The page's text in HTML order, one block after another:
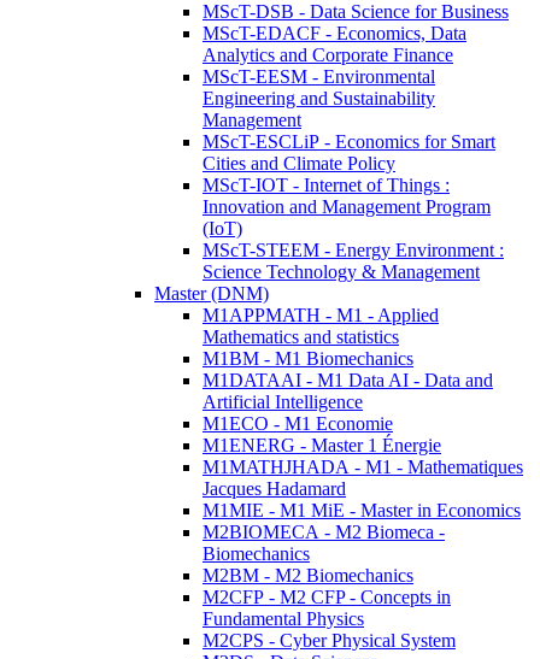
MScT-DSB - Data Science for Business
MScT-EDACF - Economics, Data
Analytics and Corporate Finance
MScT-EESM - Environmental
Engineering and Sustainability
Management
MScT-ESCLiP - Economics for Smart
Cities and Climate Policy
MScT-IOT - Internet of Things :
Innovation and Management Program
(IoT)
MScT-STEEM - Energy Environment :
Science Technology & Management
Master (DNM)
M1APPMATH - M1 - Applied
Mathematics and statistics
M1BM - M1 Biomechanics
M1DATAAI - M1 Data AI - Data and
Artificial Intelligence
M1ECO - M1 Economie
M1ENERG - Master 1 Énergie
M1MATHJHADA - M1 - Mathematiques
Jacques Hadamard
M1MIE - M1 MiE - Master in Economics
M2BIOMECA - M2 Biomeca -
Biomechanics
M2BM - M2 Biomechanics
M2CFP - M2 CFP - Concepts in
Fundamental Physics
M2CPS - Cyber Physical System